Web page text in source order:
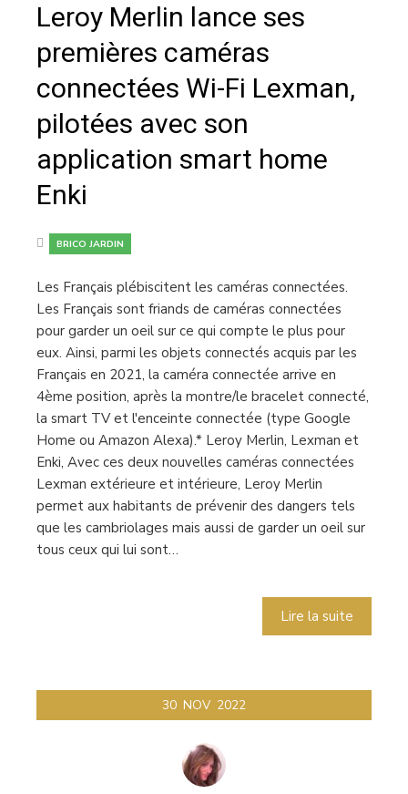
Leroy Merlin lance ses
premières caméras
connectées Wi-Fi Lexman,
pilotées avec son
application smart home
Enki
BRICO JARDIN
Les Français plébiscitent les caméras connectées.
Les Français sont friands de caméras connectées
pour garder un oeil sur ce qui compte le plus pour
eux. Ainsi, parmi les objets connectés acquis par les
Français en 2021, la caméra connectée arrive en
4ème position, après la montre/le bracelet connecté,
la smart TV et l'enceinte connectée (type Google
Home ou Amazon Alexa).* Leroy Merlin, Lexman et
Enki, Avec ces deux nouvelles caméras connectées
Lexman extérieure et intérieure, Leroy Merlin
permet aux habitants de prévenir des dangers tels
que les cambriolages mais aussi de garder un oeil sur
tous ceux qui lui sont…
Lire la suite
30 NOV 2022